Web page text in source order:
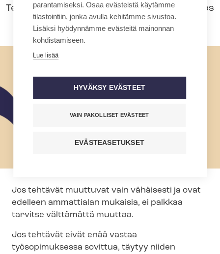
Tehtävien muuttuessa pitää tarkistaa myös
palkkausperuste uudelleen.
Jos tehtävät muuttuvat vain vähäisesti ja ovat
edelleen ammattialan mukaisia, ei palkkaa
tarvitse välttämättä muuttaa.
Jos tehtävät eivät enää vastaa
työsopimuksessa sovittua, täytyy niiden
parantamiseksi. Osaa evästeistä käytämme
tilastointiin, jonka avulla kehitämme sivustoa.
Lisäksi hyödynnämme evästeitä mainonnan
kohdistamiseen.
Lue lisää
HYVÄKSY EVÄSTEET
VAIN PAKOLLISET EVÄSTEET
EVÄSTEASETUKSET